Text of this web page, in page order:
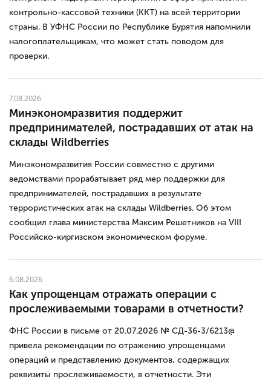
контрольно-кассовой техники (ККТ) на всей территории
страны. В УФНС России по Республике Бурятия напомнили
налогоплательщикам, что может стать поводом для
проверки.
7.08.2026
Минэкономразвития поддержит
предпринимателей, пострадавших от атак на
склады Wildberries
Минэкономразвития России совместно с другими
ведомствами прорабатывает ряд мер поддержки для
предпринимателей, пострадавших в результате
террористических атак на склады Wildberries. Об этом
сообщил глава министерства Максим Решетников на VIII
Российско-киргизском экономическом форуме.
6.08.2026
Как упрощенцам отражать операции с
прослеживаемыми товарами в отчетности?
ФНС России в письме от 20.07.2026 № СД-36-3/6213@
привела рекомендации по отражению упрощенцами
операций и представлению документов, содержащих
реквизиты прослеживаемости, в отчетности. Эти